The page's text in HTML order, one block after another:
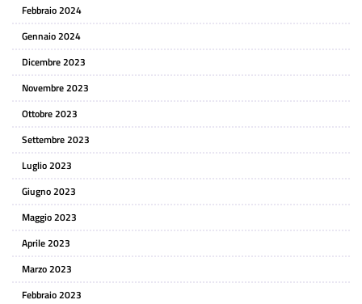
Febbraio 2024
Gennaio 2024
Dicembre 2023
Novembre 2023
Ottobre 2023
Settembre 2023
Luglio 2023
Giugno 2023
Maggio 2023
Aprile 2023
Marzo 2023
Febbraio 2023